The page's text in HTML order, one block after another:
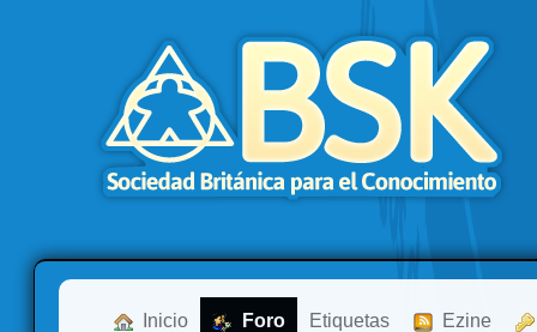
Inicio Foro Etiquetas Ezine